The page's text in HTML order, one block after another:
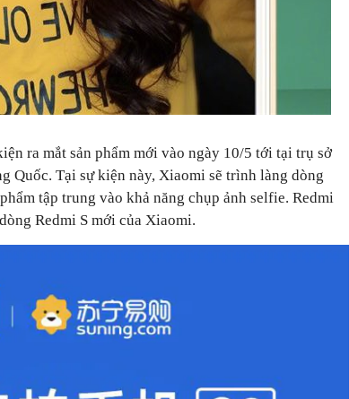
ra mắt sản phẩm mới vào ngày 10/5 tới tại trụ sở
Quốc. Tại sự kiện này, Xiaomi sẽ trình làng dòng
tập trung vào khả năng chụp ảnh selfie. Redmi
Redmi S mới của Xiaomi.